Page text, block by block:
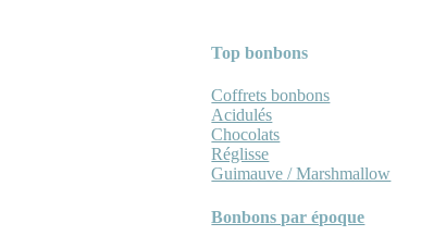
Top bonbons
Coffrets bonbons
Acidulés
Chocolats
Réglisse
Guimauve / Marshmallow
Bonbons par époque